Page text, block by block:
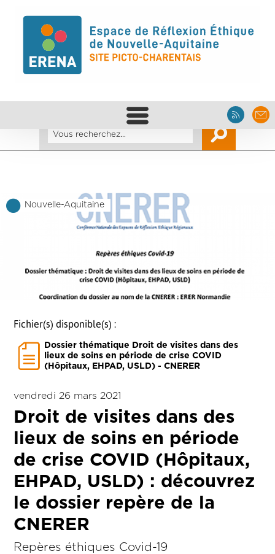
Nouvelle-Aquitaine
Fichier(s) disponible(s) :
Dossier thématique Droit de visites dans des
lieux de soins en période de crise COVID
(Hôpitaux, EHPAD, USLD) - CNERER
vendredi 26 mars 2021
Droit de visites dans des
lieux de soins en période
de crise COVID (Hôpitaux,
EHPAD, USLD) : découvrez
le dossier repère de la
CNERER
Repères éthiques Covid-19